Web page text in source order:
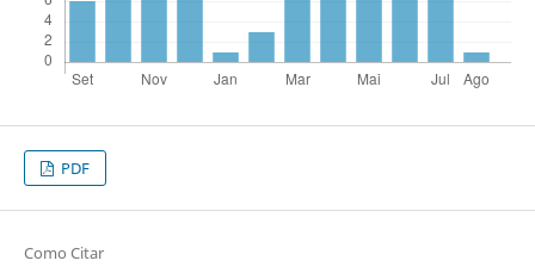
PDF
Como Citar